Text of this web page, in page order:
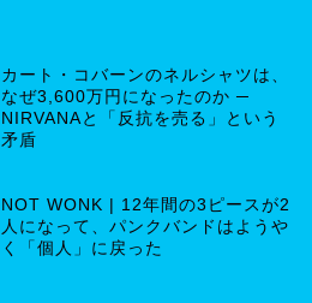
カート・コバーンのネルシャツは、
なぜ3,600万円になったのか ─
NIRVANAと「反抗を売る」という
矛盾
NOT WONK | 12年間の3ピースが2
人になって、パンクバンドはようや
く「個人」に戻った